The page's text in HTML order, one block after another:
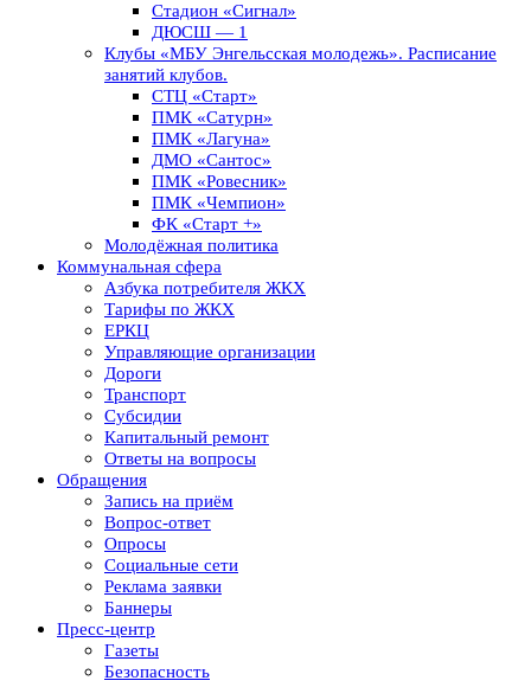
Стадион «Сигнал»
ДЮСШ — 1
Клубы «МБУ Энгельсская молодежь». Расписание
занятий клубов.
СТЦ «Старт»
ПМК «Сатурн»
ПМК «Лагуна»
ДМО «Сантос»
ПМК «Ровесник»
ПМК «Чемпион»
ФК «Старт +»
Молодёжная политика
Коммунальная сфера
Азбука потребителя ЖКХ
Тарифы по ЖКХ
ЕРКЦ
Управляющие организации
Дороги
Транспорт
Субсидии
Капитальный ремонт
Ответы на вопросы
Обращения
Запись на приём
Вопрос-ответ
Опросы
Социальные сети
Реклама заявки
Баннеры
Пресс-центр
Газеты
Безопасность